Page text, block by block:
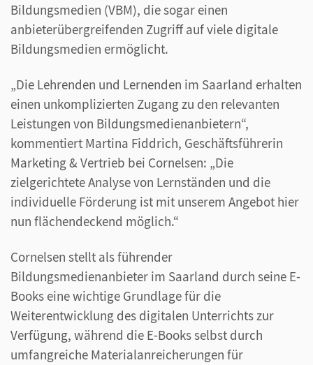
Bildungsmedien (VBM), die sogar einen
anbieterübergreifenden Zugriff auf viele digitale
Bildungsmedien ermöglicht.
„Die Lehrenden und Lernenden im Saarland erhalten
einen unkomplizierten Zugang zu den relevanten
Leistungen von Bildungsmedienanbietern“,
kommentiert Martina Fiddrich, Geschäftsführerin
Marketing & Vertrieb bei Cornelsen: „Die
zielgerichtete Analyse von Lernständen und die
individuelle Förderung ist mit unserem Angebot hier
nun flächendeckend möglich.“
Cornelsen stellt als führender
Bildungsmedienanbieter im Saarland durch seine E-
Books eine wichtige Grundlage für die
Weiterentwicklung des digitalen Unterrichts zur
Verfügung, während die E-Books selbst durch
umfangreiche Materialanreicherungen für